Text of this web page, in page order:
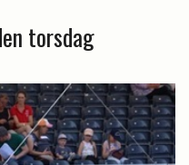
torsdag